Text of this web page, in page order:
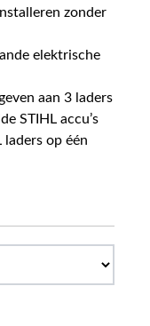
zonder
elektrische
aan 3 laders
STIHL accu’s
op één